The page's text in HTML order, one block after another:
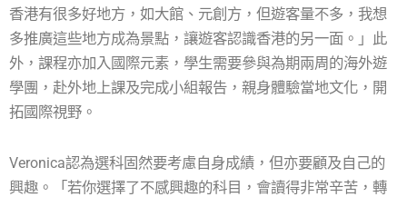
香港有很多好地方，如大館、元創方，但遊客量不多，我想
多推廣這些地方成為景點，讓遊客認識香港的另一面。」此
外，課程亦加入國際元素，學生需要參與為期兩周的海外遊
學團，赴外地上課及完成小組報告，親身體驗當地文化，開
拓國際視野。
Veronica認為選科固然要考慮自身成績，但亦要顧及自己的
興趣。「若你選擇了不感興趣的科目，會讀得非常辛苦，轉